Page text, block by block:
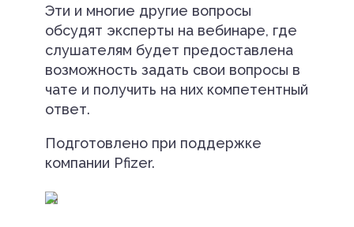
Эти и многие другие вопросы
обсудят эксперты на вебинаре, где
слушателям будет предоставлена
возможность задать свои вопросы в
чате и получить на них компетентный
ответ.
Подготовлено при поддержке
компании Pfizer.